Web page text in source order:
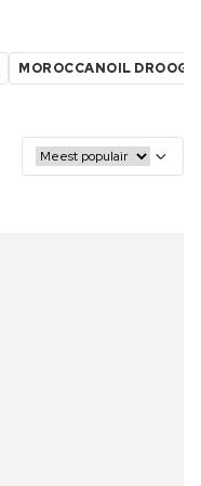
MOROCCANOIL DROOG